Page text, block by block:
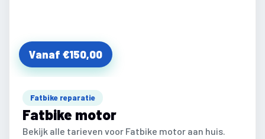
Vanaf €150,00
Fatbike reparatie
Fatbike motor
Bekijk alle tarieven voor Fatbike motor aan huis.